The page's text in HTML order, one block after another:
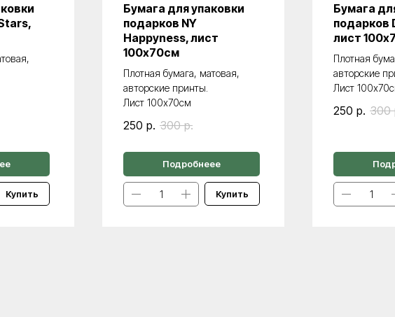
Купить
Бумага для упаковки
подарков NY
Happyness, лист
100х70см
Плотная бумага, матовая,
авторские принты.
Лист 100х70см
250 р. 300 р.
Подробнеее
Купить
Бумага
подарков
лист
Плотная
авторские
Лист
250 р. 300